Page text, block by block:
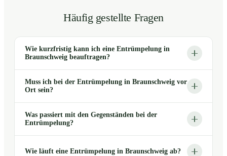
Häufig gestellte Fragen
Wie kurzfristig kann ich eine Entrümpelung in
Braunschweig beauftragen?
Muss ich bei der Entrümpelung in Braunschweig vor
Ort sein?
Was passiert mit den Gegenständen bei der
Entrümpelung?
Wie läuft eine Entrümpelung in Braunschweig ab?